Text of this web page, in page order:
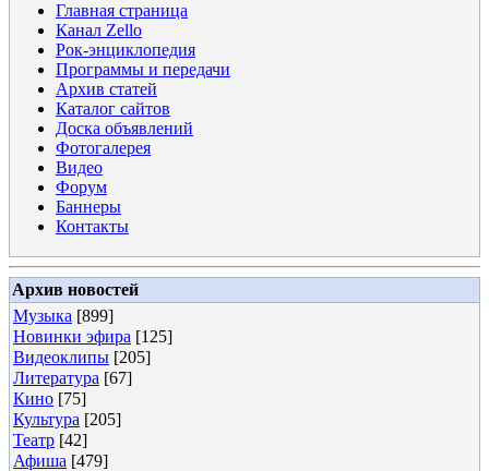
Главная страница
Канал Zello
Рок-энциклопедия
Программы и передачи
Архив статей
Каталог сайтов
Доска объявлений
Фотогалерея
Видео
Форум
Баннеры
Контакты
Архив новостей
Музыка [899]
Новинки эфира [125]
Видеоклипы [205]
Литература [67]
Кино [75]
Культура [205]
Театр [42]
Афиша [479]